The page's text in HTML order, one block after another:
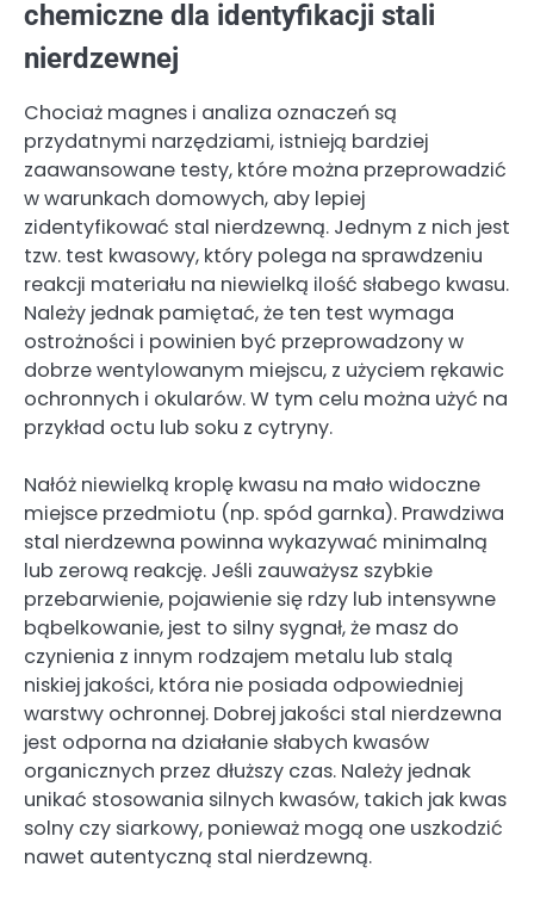
chemiczne dla identyfikacji stali
nierdzewnej
Chociaż magnes i analiza oznaczeń są
przydatnymi narzędziami, istnieją bardziej
zaawansowane testy, które można przeprowadzić
w warunkach domowych, aby lepiej
zidentyfikować stal nierdzewną. Jednym z nich jest
tzw. test kwasowy, który polega na sprawdzeniu
reakcji materiału na niewielką ilość słabego kwasu.
Należy jednak pamiętać, że ten test wymaga
ostrożności i powinien być przeprowadzony w
dobrze wentylowanym miejscu, z użyciem rękawic
ochronnych i okularów. W tym celu można użyć na
przykład octu lub soku z cytryny.
Nałóż niewielką kroplę kwasu na mało widoczne
miejsce przedmiotu (np. spód garnka). Prawdziwa
stal nierdzewna powinna wykazywać minimalną
lub zerową reakcję. Jeśli zauważysz szybkie
przebarwienie, pojawienie się rdzy lub intensywne
bąbelkowanie, jest to silny sygnał, że masz do
czynienia z innym rodzajem metalu lub stalą
niskiej jakości, która nie posiada odpowiedniej
warstwy ochronnej. Dobrej jakości stal nierdzewna
jest odporna na działanie słabych kwasów
organicznych przez dłuższy czas. Należy jednak
unikać stosowania silnych kwasów, takich jak kwas
solny czy siarkowy, ponieważ mogą one uszkodzić
nawet autentyczną stal nierdzewną.